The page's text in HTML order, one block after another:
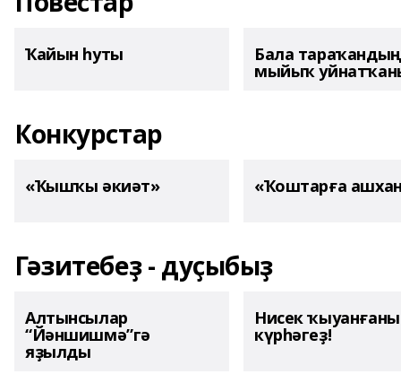
Ҡайын һуты Бала тараҡандың
мыйыҡ
Конкурстар
«Ҡышҡы әкиәт» «Ҡоштарға
Гәзитебеҙ - дуҫыбыҙ
Алтынсылар
“Йәншишмә”гә
яҙылды
Нисек
күрһәгеҙ!